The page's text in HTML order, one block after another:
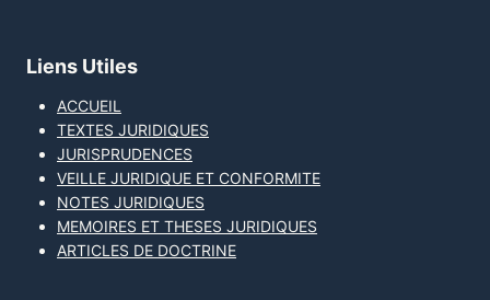
Liens Utiles
ACCUEIL
TEXTES JURIDIQUES
JURISPRUDENCES
VEILLE JURIDIQUE ET CONFORMITE
NOTES JURIDIQUES
MEMOIRES ET THESES JURIDIQUES
ARTICLES DE DOCTRINE